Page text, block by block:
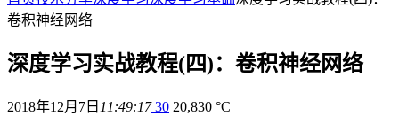
卷积神经网络
深度学习实战教程(四)：卷积神经网络
2018年12月7日 11:49:1730 20,830 °C